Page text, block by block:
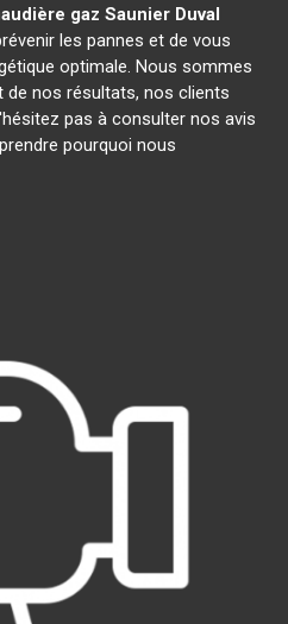
gaz Saunier Duval
les pannes et de vous
optimale. Nous sommes
de nos résultats, nos clients
pas à consulter nos avis
pourquoi nous